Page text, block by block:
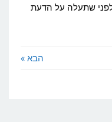
שתעלה על הדעת
הבא »